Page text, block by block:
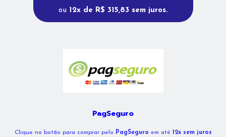
ou 12x de R$ 315,83 sem juros.
PagSeguro
Clique no botão para comprar pelo PagSeguro em até 12x sem juros